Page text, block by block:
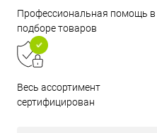
Профессиональная помощь в
подборе товаров
Весь ассортимент
сертифицирован